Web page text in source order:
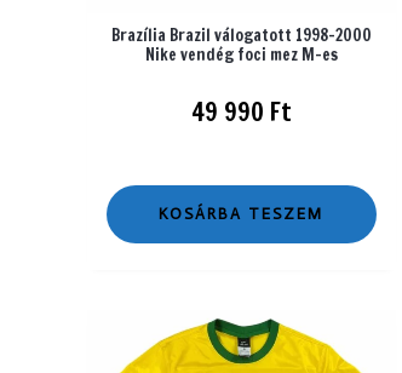
Brazília Brazil válogatott 1998-2000
Nike vendég foci mez M-es
49 990 Ft
KOSÁRBA TESZEM